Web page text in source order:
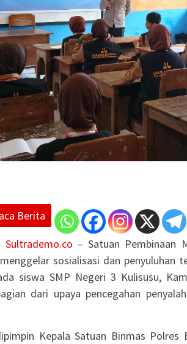
Berita
Sultrademo.co – Satuan Pembinaan
sosialisasi dan penyuluhan
siswa SMP Negeri 3 Kulisusu,
dari upaya pencegahan
Kepala Satuan Binmas